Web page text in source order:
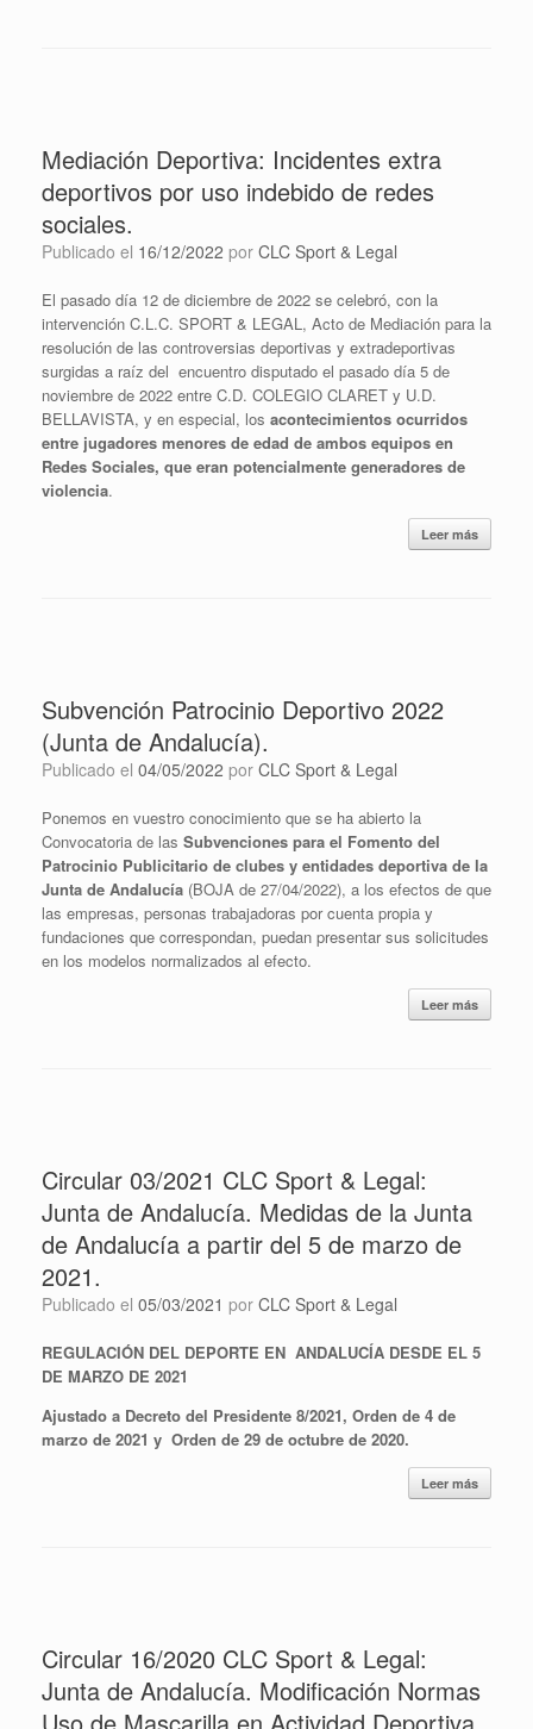
Mediación Deportiva: Incidentes extra
deportivos por uso indebido de redes
sociales.
Publicado el 16/12/2022 por CLC Sport & Legal
El pasado día 12 de diciembre de 2022 se celebró, con la
intervención C.L.C. SPORT & LEGAL, Acto de Mediación para la
resolución de las controversias deportivas y extradeportivas
surgidas a raíz del encuentro disputado el pasado día 5 de
noviembre de 2022 entre C.D. COLEGIO CLARET y U.D.
BELLAVISTA, y en especial, los acontecimientos ocurridos
entre jugadores menores de edad de ambos equipos en
Redes Sociales, que eran potencialmente generadores de
violencia.
Leer más
Subvención Patrocinio Deportivo 2022
(Junta de Andalucía).
Publicado el 04/05/2022 por CLC Sport & Legal
Ponemos en vuestro conocimiento que se ha abierto la
Convocatoria de las Subvenciones para el Fomento del
Patrocinio Publicitario de clubes y entidades deportiva de la
Junta de Andalucía (BOJA de 27/04/2022), a los efectos de que
las empresas, personas trabajadoras por cuenta propia y
fundaciones que correspondan, puedan presentar sus solicitudes
en los modelos normalizados al efecto.
Leer más
Circular 03/2021 CLC Sport & Legal:
Junta de Andalucía. Medidas de la Junta
de Andalucía a partir del 5 de marzo de
2021.
Publicado el 05/03/2021 por CLC Sport & Legal
REGULACIÓN DEL DEPORTE EN ANDALUCÍA DESDE EL 5
DE MARZO DE 2021
Ajustado a Decreto del Presidente 8/2021, Orden de 4 de
marzo de 2021 y Orden de 29 de octubre de 2020.
Leer más
Circular 16/2020 CLC Sport & Legal:
Junta de Andalucía. Modificación Normas